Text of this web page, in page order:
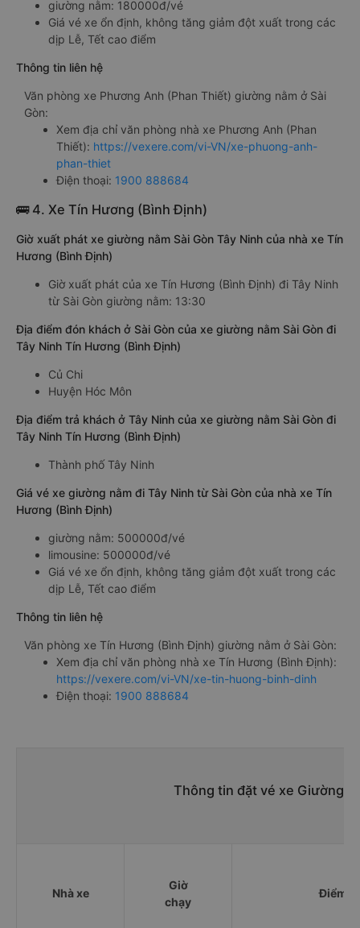
giường nằm: 180000đ/vé
Giá vé xe ổn định, không tăng giảm đột xuất trong các
dịp Lễ, Tết cao điểm
Thông tin liên hệ
Văn phòng xe Phương Anh (Phan Thiết) giường nằm ở Sài
Gòn:
Xem địa chỉ văn phòng nhà xe Phương Anh (Phan
Thiết): https://vexere.com/vi-VN/xe-phuong-anh-
phan-thiet
Điện thoại: 1900 888684
🚌 4. Xe Tín Hương (Bình Định)
Giờ xuất phát xe giường nằm Sài Gòn Tây Ninh của nhà xe Tín
Hương (Bình Định)
Giờ xuất phát của xe Tín Hương (Bình Định) đi Tây Ninh
từ Sài Gòn giường nằm: 13:30
Địa điểm đón khách ở Sài Gòn của xe giường nằm Sài Gòn đi
Tây Ninh Tín Hương (Bình Định)
Củ Chi
Huyện Hóc Môn
Địa điểm trả khách ở Tây Ninh của xe giường nằm Sài Gòn đi
Tây Ninh Tín Hương (Bình Định)
Thành phố Tây Ninh
Giá vé xe giường nằm đi Tây Ninh từ Sài Gòn của nhà xe Tín
Hương (Bình Định)
giường nằm: 500000đ/vé
limousine: 500000đ/vé
Giá vé xe ổn định, không tăng giảm đột xuất trong các
dịp Lễ, Tết cao điểm
Thông tin liên hệ
Văn phòng xe Tín Hương (Bình Định) giường nằm ở Sài Gòn:
Xem địa chỉ văn phòng nhà xe Tín Hương (Bình Định):
https://vexere.com/vi-VN/xe-tin-huong-binh-dinh
Điện thoại: 1900 888684
Thông tin đặt vé xe Giường
Nhà xe
Giờ
chạy
Điểm đi